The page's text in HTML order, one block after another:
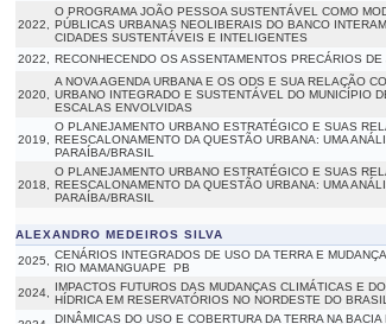
2022,
O PROGRAMA JOÃO PESSOA SUSTENTÁVEL COMO
PÚBLICAS URBANAS NEOLIBERAIS DO BANCO
CIDADES SUSTENTÁVEIS E INTELIGENTES
2022,
RECONHECENDO OS ASSENTAMENTOS PRECÁRIOS
2020,
A NOVA AGENDA URBANA E OS ODS E SUA RELAÇÃO
URBANO INTEGRADO E SUSTENTÁVEL DO MUNICÍPIO
ESCALAS ENVOLVIDAS
2019,
O PLANEJAMENTO URBANO ESTRATÉGICO E SUAS
REESCALONAMENTO DA QUESTÃO URBANA: UMA
PARAÍBA/BRASIL
2018,
O PLANEJAMENTO URBANO ESTRATÉGICO E SUAS
REESCALONAMENTO DA QUESTÃO URBANA: UMA
PARAÍBA/BRASIL
ALEXANDRO MEDEIROS SILVA
2025,
CENÁRIOS INTEGRADOS DE USO DA TERRA E
RIO MAMANGUAPE  PB
2024,
IMPACTOS FUTUROS DAS MUDANÇAS CLIMÁTICAS E
HÍDRICA EM RESERVATÓRIOS NO NORDESTE DO BRASIL
DINÂMICAS DO USO E COBERTURA DA TERRA NA